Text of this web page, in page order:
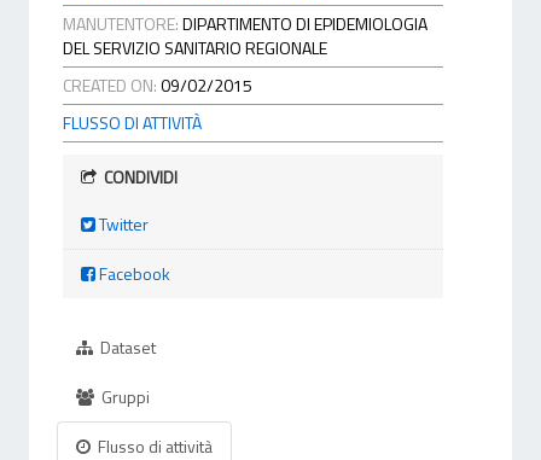
MANUTENTORE:DIPARTIMENTO DI EPIDEMIOLOGIA
DEL SERVIZIO SANITARIO REGIONALE
CREATED ON:09/02/2015
FLUSSO DI ATTIVITÀ
CONDIVIDI
Twitter
Facebook
Dataset
Gruppi
Flusso di attività